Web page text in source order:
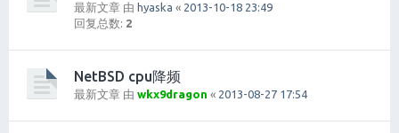
最新文章 由 hyaska « 2013-10-18 23:49
回复总数: 2
NetBSD cpu降频
最新文章 由 wkx9dragon « 2013-08-27 17:54